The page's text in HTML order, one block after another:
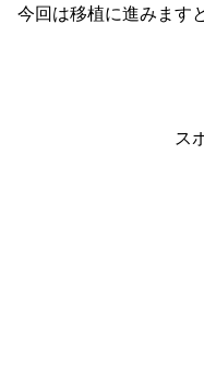
今回は移植に進みます
ス